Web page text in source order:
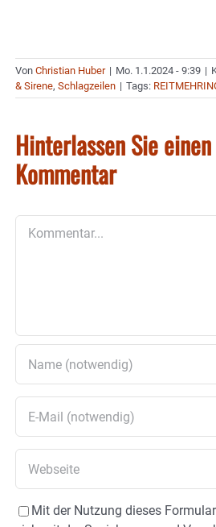
Von Christian Huber | Mo. 1.1.2024 - 9:39 |
& Sirene, Schlagzeilen | Tags:
Hinterlassen Sie einen
Kommentar
Mit der Nutzung dieses